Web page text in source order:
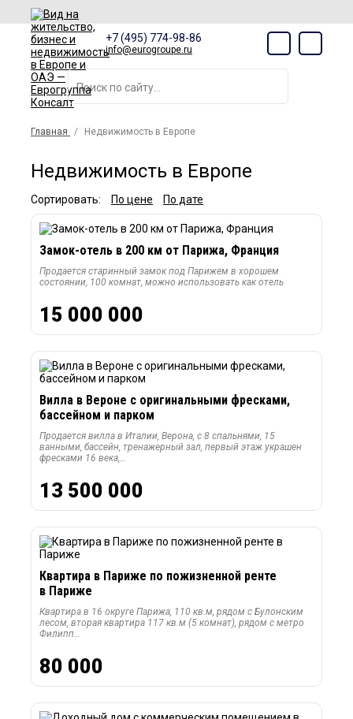
+7 (495) 774-98-86
info@eurogroupe.ru
Главная Недвижимость в Европе
Недвижимость в Европе
Сортировать: По цене По дате
Замок-отель в 200 км от Парижа, Франция
Продается старинный замок под Парижем в хорошем
состоянии, 100 комнат, можно использовать как отель
15 000 000
Вилла в Вероне с оригинальными фресками,
бассейном и парком
Продается вилла в Италии, Верона, с 8 спальнями, 15
ванными, бассейн, тренажерный зал, первый этаж украшен
фресками 16 века,…
13 500 000
Квартира в Париже по пожизненной ренте
в Париже
Квартира в 16 округе Парижа, 110 кв.м, рядом с Булонским
лесом, вторая квартира 117 кв.м (5 комнат), рядом с метро
Филипп…
80 000